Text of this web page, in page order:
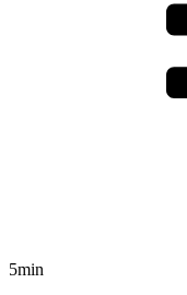
5min